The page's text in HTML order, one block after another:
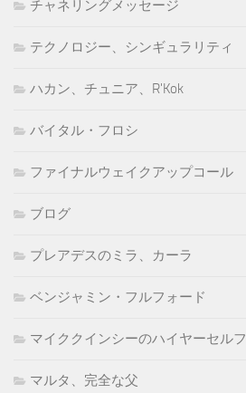
チャネリングメッセージ
テクノロジー、シンギュラリティ
ハカン、チュニア、R'Kok
バイタル・フロシ
ファイナルウェイクアップコール
ブログ
プレアデスのミラ、カーラ
ベンジャミン・フルフォード
マイククインシーのハイヤーセルフ
マルタ、完全な父